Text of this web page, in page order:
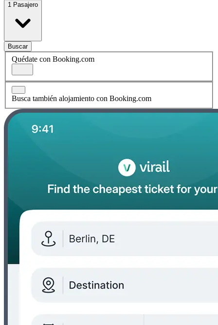
1 Pasajero
Buscar
Quédate con Booking.com
Busca también alojamiento con Booking.com